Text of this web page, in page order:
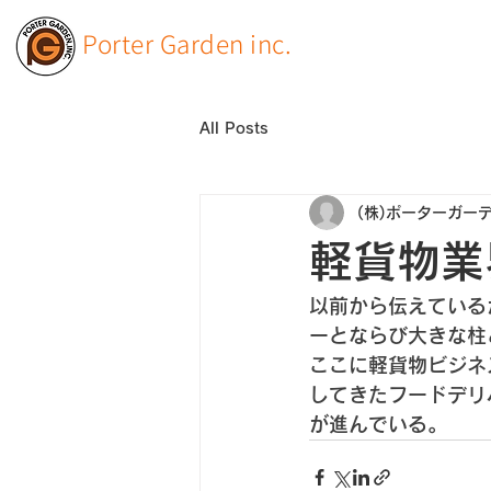
Porter Garden inc.
All Posts
軽貨物
(株)ポーターガー
以前から伝えてい
ーとならび大きな
ここに軽貨物ビジ
してきたフードデ
が進んでいる。